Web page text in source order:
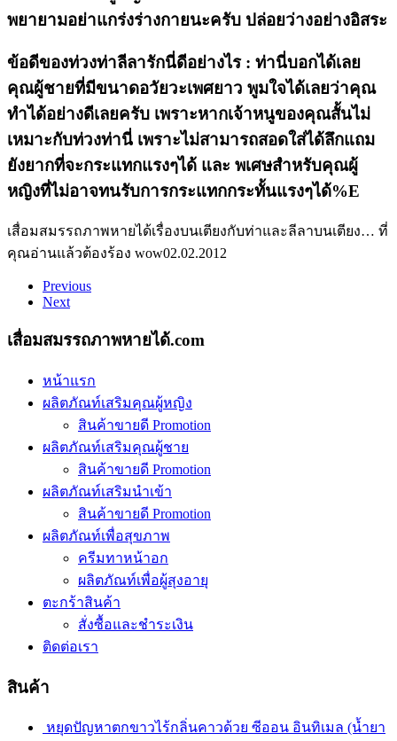
พยายามอย่าแกร่งร่างกายนะครับ ปล่อยว่างอย่างอิสระ
ข้อดีของท่วงท่าลีลารักนี่ดีอย่างไร : ท่านี่บอกได้เลย
คุณผู้ชายที่มีขนาดอวัยวะเพศยาว พูมใจได้เลยว่าคุณ
ทำได้อย่างดีเลยครับ เพราะหากเจ้าหนูของคุณสั้นไม่
เหมาะกับท่วงท่านี่ เพราะไม่สามารถสอดใส่ได้ลึกแถม
ยังยากที่จะกระแทกแรงๆได้ และ พเศษสำหรับคุณผู้
หญิงที่ไม่อาจทนรับการกระแทกกระทั้นแรงๆได้%E
เสื่อมสมรรถภาพหายได้เรื่องบนเตียงกับท่าและลีลาบนเตียง… ที่
คุณอ่านแล้วต้องร้อง wow02.02.2012
Previous
Next
เสื่อมสมรรถภาพหายได้.com
หน้าแรก
ผลิตภัณท์เสริมคุณผู้หญิง
สินค้าขายดี Promotion
ผลิตภัณท์เสริมคุณผู้ชาย
สินค้าขายดี Promotion
ผลิตภัณท์เสริมนำเข้า
สินค้าขายดี Promotion
ผลิตภัณท์เพื่อสุขภาพ
ครีมทาหน้าอก
ผลิตภัณท์เพื่อผู้สุงอายุ
ตะกร้าสินค้า
สั่งซื้อและชำระเงิน
ติดต่อเรา
สินค้า
หยุดปัญหาตกขาวไร้กลิ่นคาวด้วย ซีออน อินทิเมล (น้ำยา